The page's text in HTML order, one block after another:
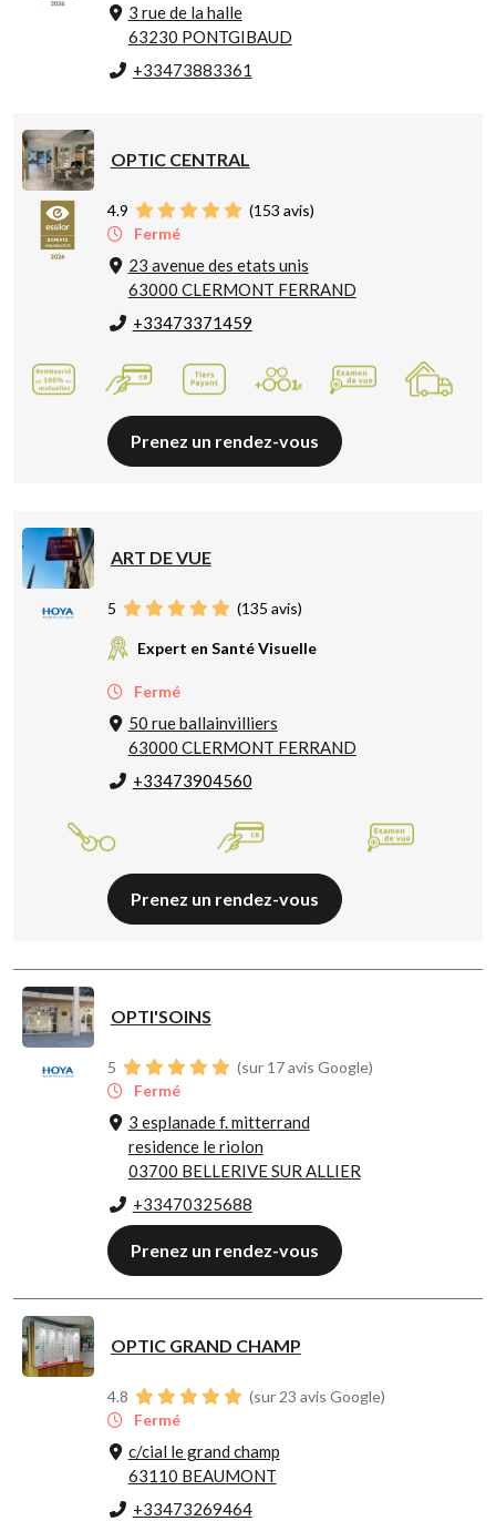
3 rue de la halle
63230 PONTGIBAUD
+33473883361
OPTIC CENTRAL
4.9 (153 avis)
Fermé
23 avenue des etats unis
63000 CLERMONT FERRAND
+33473371459
Prenez un rendez-vous
ART DE VUE
5 (135 avis)
Expert en Santé Visuelle
Fermé
50 rue ballainvilliers
63000 CLERMONT FERRAND
+33473904560
Prenez un rendez-vous
OPTI'SOINS
5
(sur 17 avis Google)
Fermé
3 esplanade f. mitterrand
residence le riolon
03700 BELLERIVE SUR ALLIER
+33470325688
Prenez un rendez-vous
OPTIC GRAND CHAMP
4.8
(sur 23 avis Google)
Fermé
c/cial le grand champ
63110 BEAUMONT
+33473269464